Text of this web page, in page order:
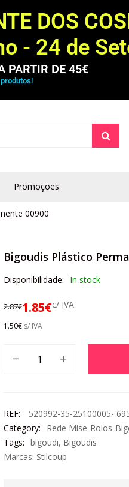
DOS
- 24 de
PARTIR DE 45€
Promoções
00900
Bigoudis Plástico
Disponibilidade: In stock
2.87€1.85€c/ IVA
1.50€ s/ IVA
REF:
520992-35-25100005-
Category:
Rede Mise-Rolos-
Tags: bigoudi, Bigoudis
Marcas: Stilcoup